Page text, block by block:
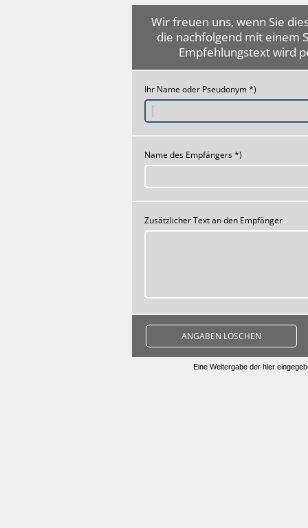
Wir freuen uns, wenn Sie
die nachfolgend mit einem
Empfehlungstext wird
Ihr Name oder Pseudonym *)
Name des Empfängers *)
Zusätzlicher Text an den Empfänger
ANGABEN LÖSCHEN
Eine Weitergabe der hier